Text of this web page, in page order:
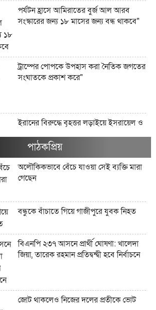
পর্যটন হ্রাসে আমিরাতের বুর্জ আল আরব
সংস্কারের জন্য ১৮ মাসের জন্য বন্ধ থাকবে"
ট্রাম্পের পোপকে উপহাস করা নৈতিক জগতের
সংঘাতকে প্রকাশ করে"
ইরানের বিরুদ্ধে বৃহত্তর লড়াইয়ে ইসরায়েল ও
যুক্তরাষ্ট্র যেভাবে হেরে যাচ্ছে"
ইরানের জব্দকৃত ১০০ বিলিয়ন ডলারের
আছে?"
মার্কিন তেল অবরোধ কি কিউবান চুরুটের
আগুন নিভিয়ে দিতে পারে?"
যে সংস্কৃতি লোকশিল্পকে উদযাপন করে,
পাঠকপ্রিয়
অলৌকিকভাবে বেঁচে যাওয়া সেই ব্যক্তি মারা
গেছেন
বন্ধুকে বাঁচাতে গিয়ে গাজীপুরে যুবক নিহত
বিএনপি ২৩৭ আসনে প্রার্থী ঘোষণা: খালেদা
জিয়া, তারেক রহমান প্রতিদ্বন্দ্বী হবে নির্বাচনে
জোট থাকলেও নিজের দলের প্রতীকে ভোট